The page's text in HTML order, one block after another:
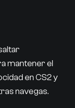
mantener el
en CS2 y
navegas.